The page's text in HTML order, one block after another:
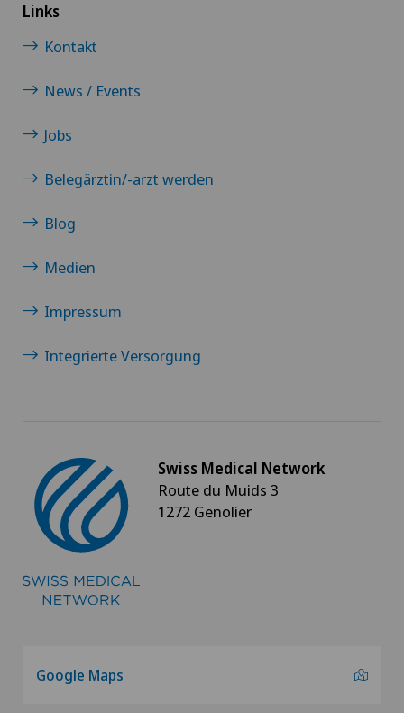
Links
Kontakt
News / Events
Jobs
Belegärztin/-arzt werden
Blog
Medien
Impressum
Integrierte Versorgung
Swiss Medical Network
Route du Muids 3
1272 Genolier
Google Maps